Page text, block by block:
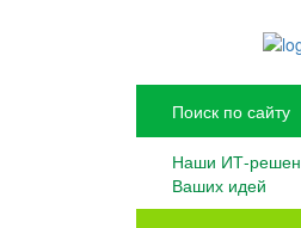
Наши ИТ-
Ваших идей